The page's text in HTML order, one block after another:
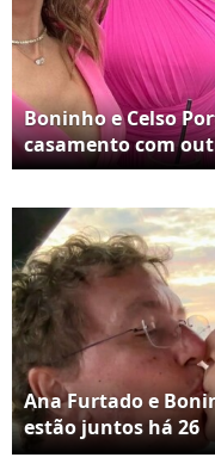
Boninho e Celso
casamento com
Ana Furtado e
estão juntos há 26
anos